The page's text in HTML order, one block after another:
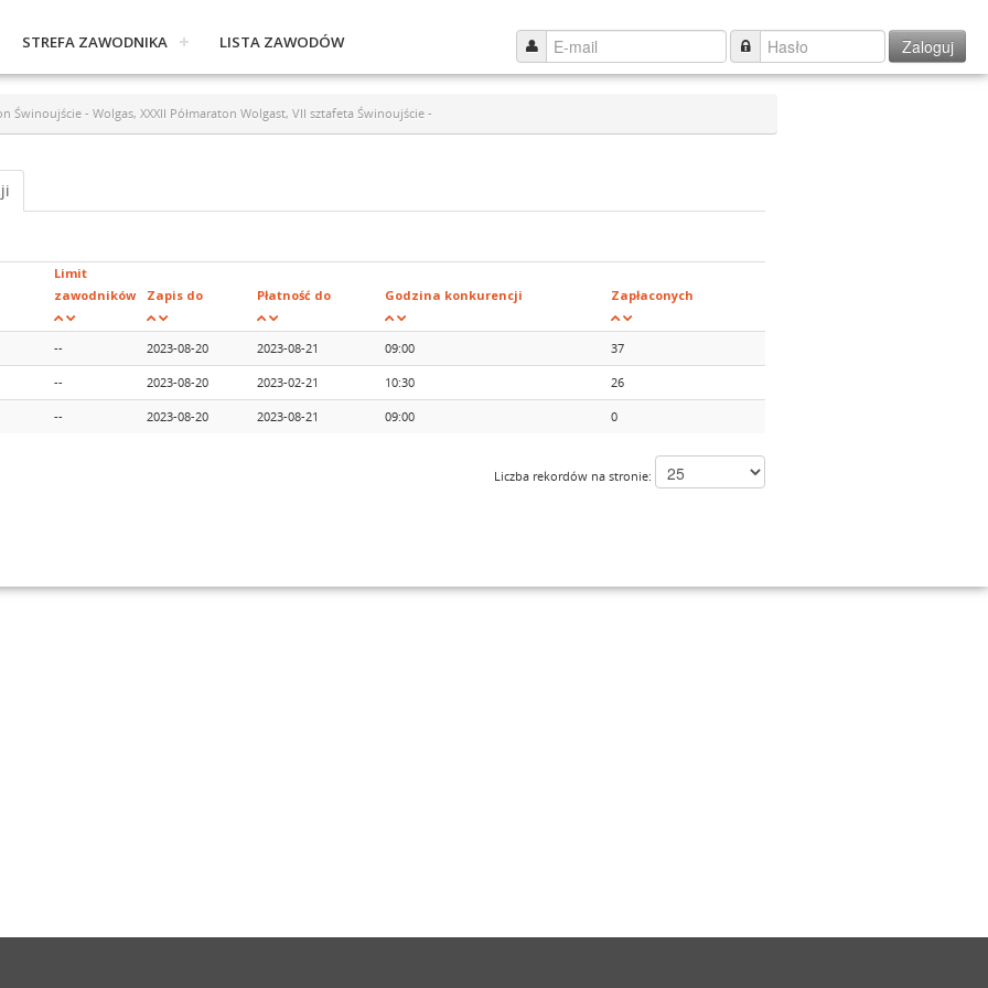
Zaloguj
STREFA ZAWODNIKA LISTA ZAWODÓW
Świnoujście - Wolgas, XXXII Półmaraton Wolgast, VII sztafeta Świnoujście -
Limit
zawodników
Zapis do Płatność do Godzina konkurencji Zapłaconych
-- 2023-08-20 2023-08-21 09:00 37
-- 2023-08-20 2023-02-21 10:30 26
-- 2023-08-20 2023-08-21 09:00 0
Liczba rekordów na stronie: